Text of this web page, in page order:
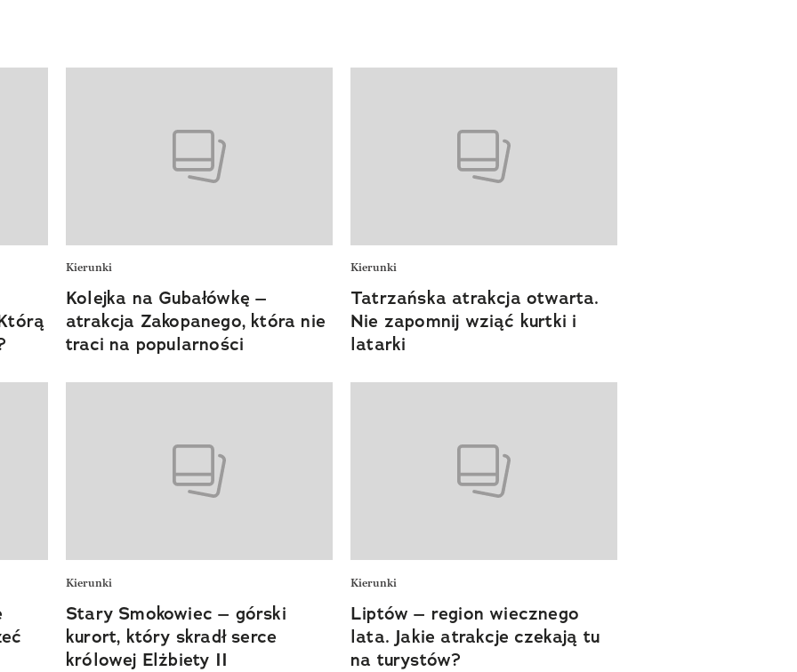
Kierunki
Kolejka na Gubałówkę –
atrakcja Zakopanego, która nie
traci na popularności
Kierunki
Tatrzańska atrakcja otwarta.
Nie zapomnij wziąć kurtki i
latarki
Kierunki
Stary Smokowiec – górski
kurort, który skradł serce
królowej Elżbiety II
Kierunki
Liptów – region wiecznego
lata. Jakie atrakcje czekają tu
na turystów?